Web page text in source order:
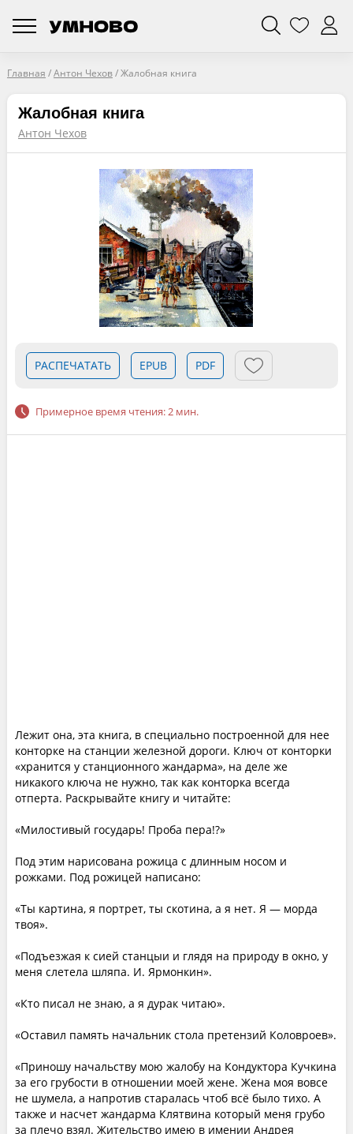
Главная /Антон Чехов/Жалобная книга
Жалобная книга
Антон Чехов
РАСПЕЧАТАТЬ EPUB PDF
Примерное время чтения: 2 мин.
Лежит она, эта книга, в специально построенной для нее
конторке на станции железной дороги. Ключ от конторки
«хранится у станционного жандарма», на деле же
никакого ключа не нужно, так как конторка всегда
отперта. Раскрывайте книгу и читайте:
«Милостивый государь! Проба пера!?»
Под этим нарисована рожица с длинным носом и
рожками. Под рожицей написано:
«Ты картина, я портрет, ты скотина, а я нет. Я — морда
твоя».
«Подъезжая к сией станцыи и глядя на природу в окно, у
меня слетела шляпа. И. Ярмонкин».
«Кто писал не знаю, а я дурак читаю».
«Оставил память начальник стола претензий Коловроев».
«Приношу начальству мою жалобу на Кондуктора Кучкина
за его грубости в отношении моей жене. Жена моя вовсе
не шумела, а напротив старалась чтоб всё было тихо. А
также и насчет жандарма Клятвина который меня грубо
за плечо взял. Жительство имею в имении Андрея